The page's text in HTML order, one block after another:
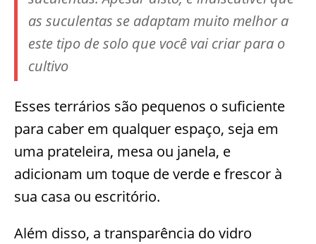
as suculentas se adaptam muito melhor a
este tipo de solo que você vai criar para o
cultivo
Esses terrários são pequenos o suficiente
para caber em qualquer espaço, seja em
uma prateleira, mesa ou janela, e
adicionam um toque de verde e frescor à
sua casa ou escritório.
Além disso, a transparência do vidro